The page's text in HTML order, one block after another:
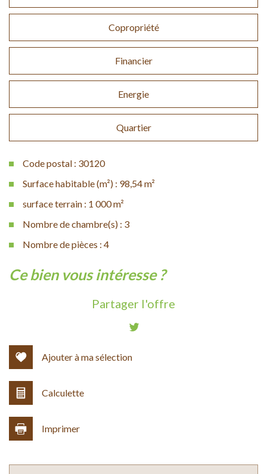
Copropriété
Financier
Energie
Quartier
Code postal : 30120
Surface habitable (m²) : 98,54 m²
surface terrain : 1 000 m²
Nombre de chambre(s) : 3
Nombre de pièces : 4
la ville de molières-cavaillac (30120)
ce bien vous intéresse ?
Partager l'offre
Ajouter à ma sélection
Calculette
Imprimer